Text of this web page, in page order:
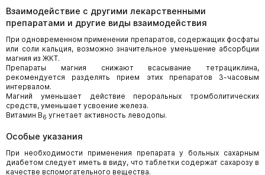
Взаимодействие с другими лекарственными
препаратами и другие виды взаимодействия
При одновременном применении препаратов, содержащих фосфаты
или соли кальция, возможно значительное уменьшение абсорбции
магния из ЖКТ.
Препараты магния снижают всасывание тетрациклина,
рекомендуется разделять прием этих препаратов 3-часовым
интервалом.
Магний уменьшает действие пероральных тромболитических
средств, уменьшает усвоение железа.
Витамин В6 угнетает активность леводопы.
Особые указания
При необходимости применения препарата у больных сахарным
диабетом следует иметь в виду, что таблетки содержат сахарозу в
качестве вспомогательного вещества.